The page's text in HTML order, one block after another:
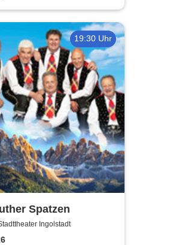
19:30 Uhr
Spatzen
Ingolstadt